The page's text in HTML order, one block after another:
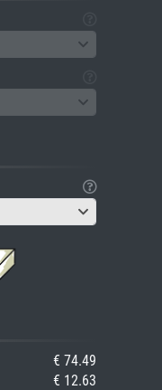
€ 74.49
€ 12.63